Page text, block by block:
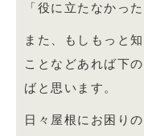
「役に立たなかっ
また、もしもっと
ことなどあれば下
ばと思います。
日々屋根にお困り